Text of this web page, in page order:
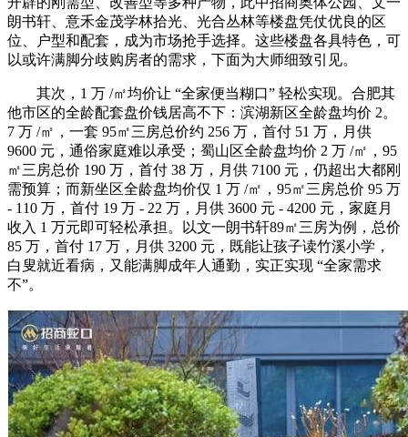
朗书轩、意禾金茂学林拾光、光合丛林等楼盘凭仗优良的区
位、户型和配套，成为市场抢手选择。这些楼盘各具特色，可
以或许满脚分歧购房者的需求，下面为大师细致引见。
其次，1 万 /㎡均价让 “全家便当糊口” 轻松实现。合肥其
他市区的全龄配套盘价钱居高不下：滨湖新区全龄盘均价 2。
7 万 /㎡，一套 95㎡三房总价约 256 万，首付 51 万，月供
9600 元，通俗家庭难以承受；蜀山区全龄盘均价 2 万 /㎡，95
㎡三房总价 190 万，首付 38 万，月供 7100 元，仍超出大都刚
需预算；而新坐区全龄盘均价仅 1 万 /㎡，95㎡三房总价 95 万
- 110 万，首付 19 万 - 22 万，月供 3600 元 - 4200 元，家庭月
收入 1 万元即可轻松承担。以文一朗书轩89㎡三房为例，总价
85 万，首付 17 万，月供 3200 元，既能让孩子读竹溪小学，
白叟就近看病，又能满脚成年人通勤，实正实现 “全家需求
不”。